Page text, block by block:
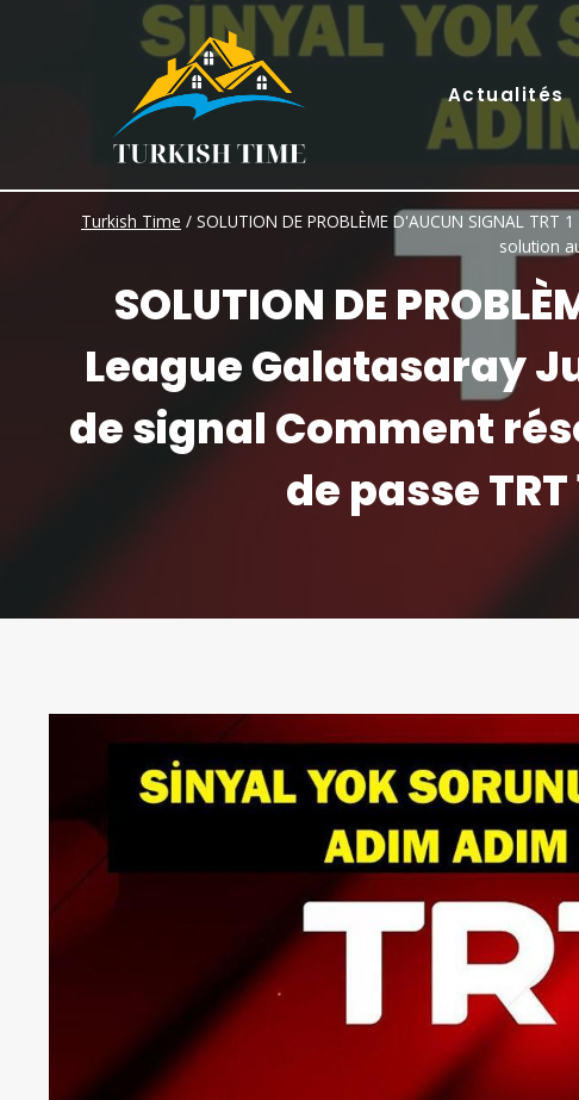
Actualités
Turkish Time / SOLUTION DE PROBLÈME D'AUCUN SIGNAL
solution
SOLUTION DE
League Galatasaray
de signal Comment
de passe